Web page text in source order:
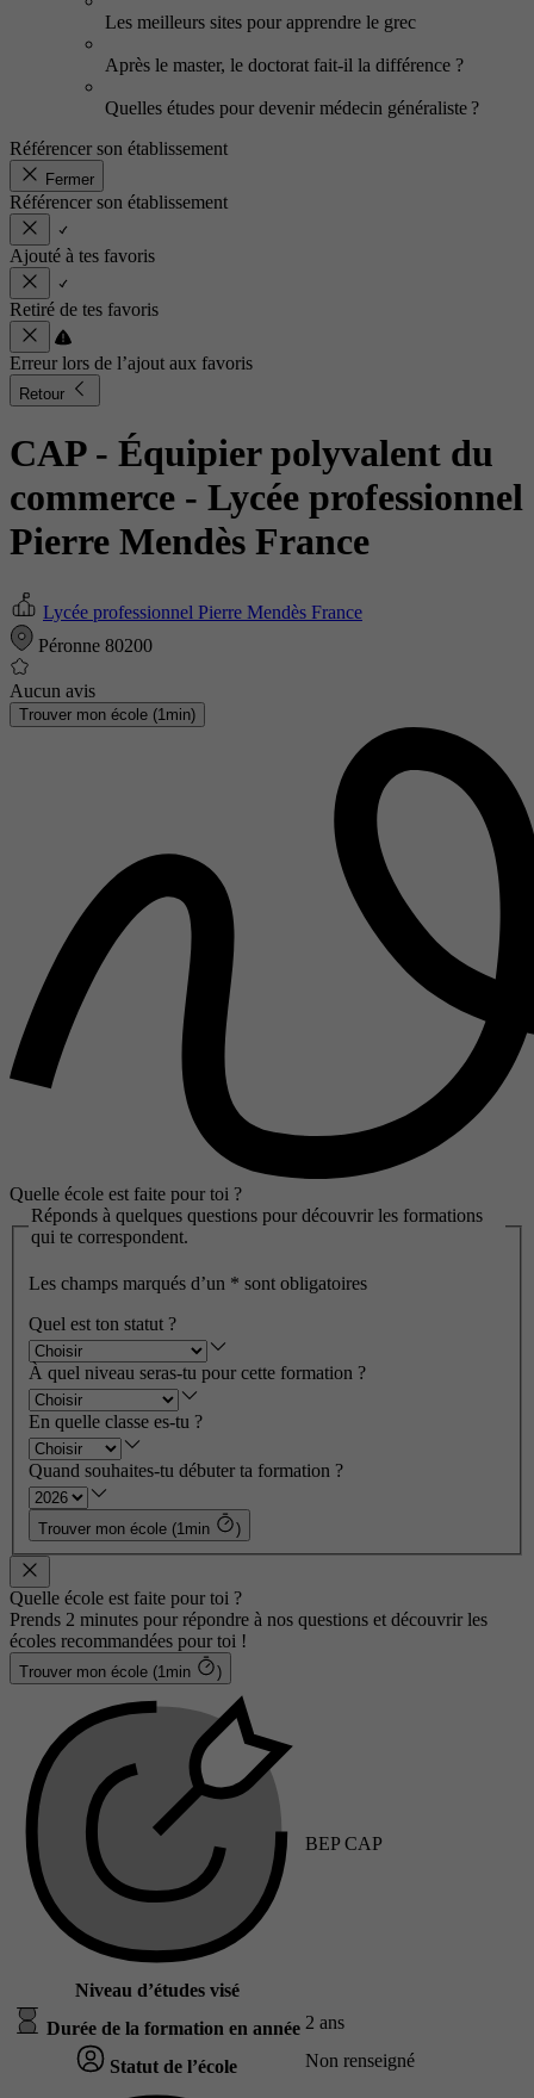
Les meilleurs sites pour apprendre le grec
Après le master, le doctorat fait-il la différence ?
Quelles études pour devenir médecin généraliste ?
Référencer son établissement
Fermer
Référencer son établissement
Ajouté à tes favoris
Retiré de tes favoris
Erreur lors de l’ajout aux favoris
Retour
CAP - Équipier polyvalent du
commerce - Lycée professionnel
Pierre Mendès France
Lycée professionnel Pierre Mendès France
Péronne 80200
Aucun avis
Trouver mon école (1min)
Quelle école est faite pour toi ?
Réponds à quelques questions pour découvrir les formations
qui te correspondent.
Les champs marqués d’un * sont obligatoires
Quel est ton statut ?
À quel niveau seras-tu pour cette formation ?
En quelle classe es-tu ?
Quand souhaites-tu débuter ta formation ?
Trouver mon école (1min )
Quelle école est faite pour toi ?
Prends 2 minutes pour répondre à nos questions et découvrir les
écoles recommandées pour toi !
Trouver mon école (1min )
Niveau d’études visé
BEP CAP
Durée de la formation en année 2 ans
Statut de l’école Non renseigné